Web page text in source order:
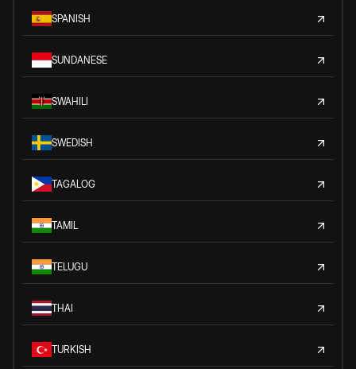
SPANISH
SUNDANESE
SWAHILI
SWEDISH
TAGALOG
TAMIL
TELUGU
THAI
TURKISH